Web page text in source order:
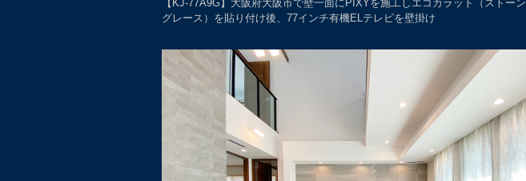
【KJ-77A9G】大阪府大阪市で壁一面にPIXYを施工しエコカラット（ストーン
グレース）を貼り付け後、77インチ有機ELテレビを壁掛け